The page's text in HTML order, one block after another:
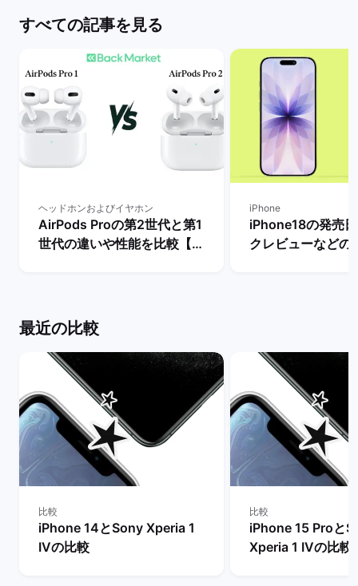
すべての記事を見る
ヘッドホンおよびイヤホン
AirPods Proの第2世代と第1
世代の違いや性能を比較【ど
iPhone
iPhone18の発売
クレビューなどの
最近の比較
比較
iPhone 14とSony Xperia 1
IVの比較
比較
iPhone 15 Proと
Xperia 1 IVの比較